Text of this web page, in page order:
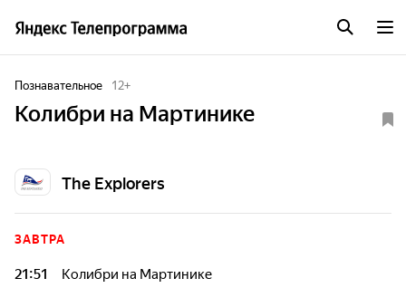
Познавательное 12+
Колибри на Мартинике
The Explorers
ЗАВТРА
21:51 Колибри на Мартинике